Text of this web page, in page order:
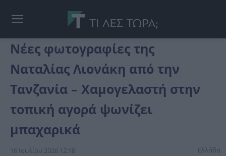
Νέες φωτογραφίες της
Ναταλίας Λιονάκη από την
Τανζανία – Χαμογελαστή στην
τοπική αγορά ψωνίζει
μπαχαρικά
16 Ιουλίου 2026 12:18 Ελλάδα